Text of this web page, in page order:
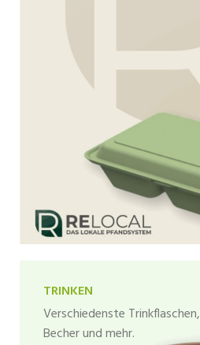
TRINKEN
Verschiedenste Trinkflaschen,
Becher und mehr.